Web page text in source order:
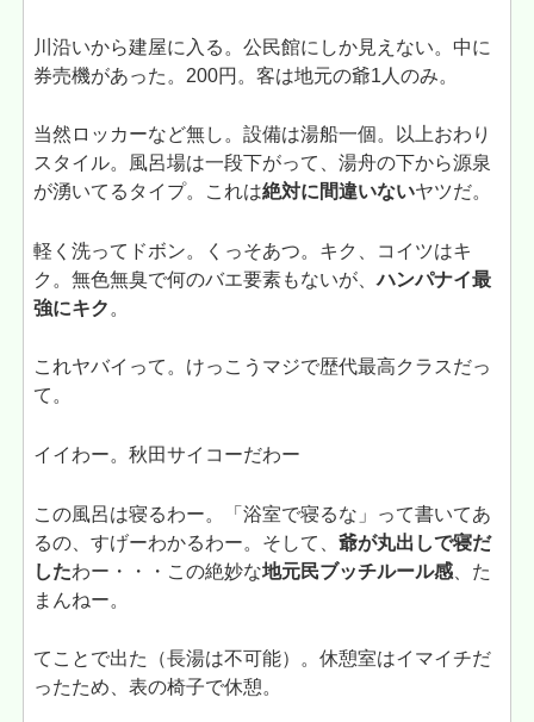
川沿いから建屋に入る。公民館にしか見えない。中に
券売機があった。200円。客は地元の爺1人のみ。
当然ロッカーなど無し。設備は湯船一個。以上おわり
スタイル。風呂場は一段下がって、湯舟の下から源泉
が湧いてるタイプ。これは絶対に間違いないヤツだ。
軽く洗ってドボン。くっそあつ。キク、コイツはキ
ク。無色無臭で何のバエ要素もないが、ハンパナイ最
強にキク 。
これヤバイって。けっこうマジで歴代最高クラスだっ
て。
イイわー。秋田サイコーだわー
この風呂は寝るわー。「浴室で寝るな」って書いてあ
るの、すげーわかるわー。そして、爺が丸出しで寝だ
したわー・・・この絶妙な地元民ブッチルール感 、た
まんねー。
てことで出た（長湯は不可能）。休憩室はイマイチだ
ったため、表の椅子で休憩。